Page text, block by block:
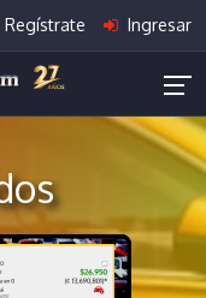
Regístrate Ingresar